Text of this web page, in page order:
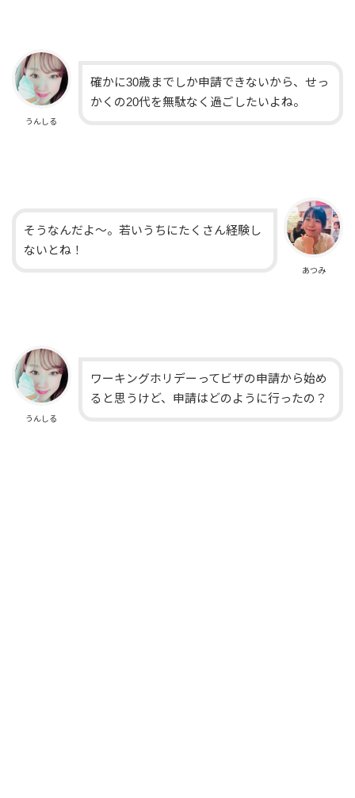
うんしる
確かに30歳までしか申請できないから、せっ
かくの20代を無駄なく過ごしたいよね。
あつみ
そうなんだよ〜。若いうちにたくさん経験し
ないとね！
うんしる
ワーキングホリデーってビザの申請から始め
ると思うけど、申請はどのように行ったの？